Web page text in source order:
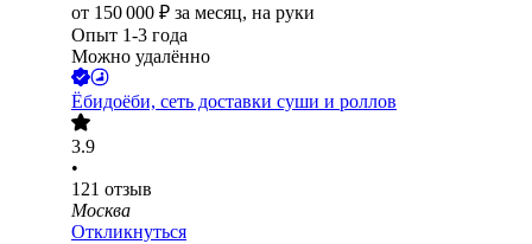
от 150 000 ₽ за месяц, на руки
Опыт 1-3 года
Можно удалённо
Ёбидоёби, сеть доставки суши и роллов
3.9
•
121 отзыв
Москва
Откликнуться